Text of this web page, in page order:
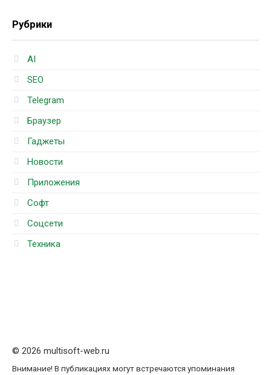
Рубрики
AI
SEO
Telegram
Браузер
Гаджеты
Новости
Приложения
Софт
Соцсети
Техника
© 2026 multisoft-web.ru
Внимание! В публикациях могут встречаются упоминания